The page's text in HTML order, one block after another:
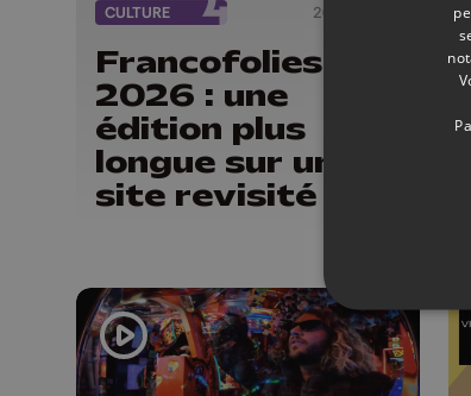
CULTURE 20/06/2026
Francofolies
2026 : une
édition plus
longue sur un
site revisité